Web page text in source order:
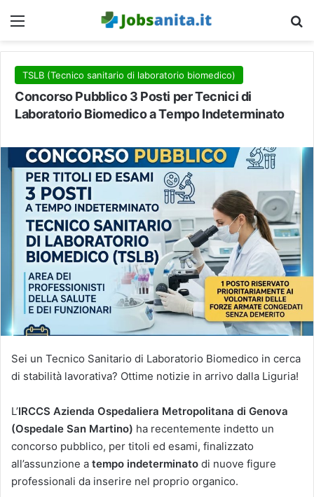
Menu
TSLB (Tecnico sanitario di laboratorio biomedico)
Concorso Pubblico 3 Posti per Tecnici di
Laboratorio Biomedico a Tempo Indeterminato
Sei un Tecnico Sanitario di Laboratorio Biomedico in cerca
di stabilità lavorativa? Ottime notizie in arrivo dalla Liguria!
L’IRCCS Azienda Ospedaliera Metropolitana di Genova
(Ospedale San Martino) ha recentemente indetto un
concorso pubblico, per titoli ed esami, finalizzato
all’assunzione a tempo indeterminato di nuove figure
professionali da inserire nel proprio organico.